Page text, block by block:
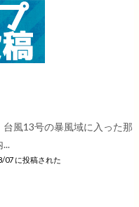
風13号の暴風域に入った那
...
07 に投稿された